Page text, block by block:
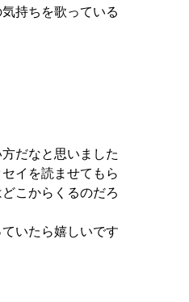
持ちを歌っている
だなと思いました
イを読ませてもら
こからくるのだろ
いたら嬉しいです